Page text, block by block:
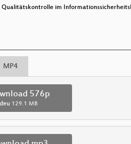
Qualitätskontrolle im
MP4
576p
deu 129.1 MB